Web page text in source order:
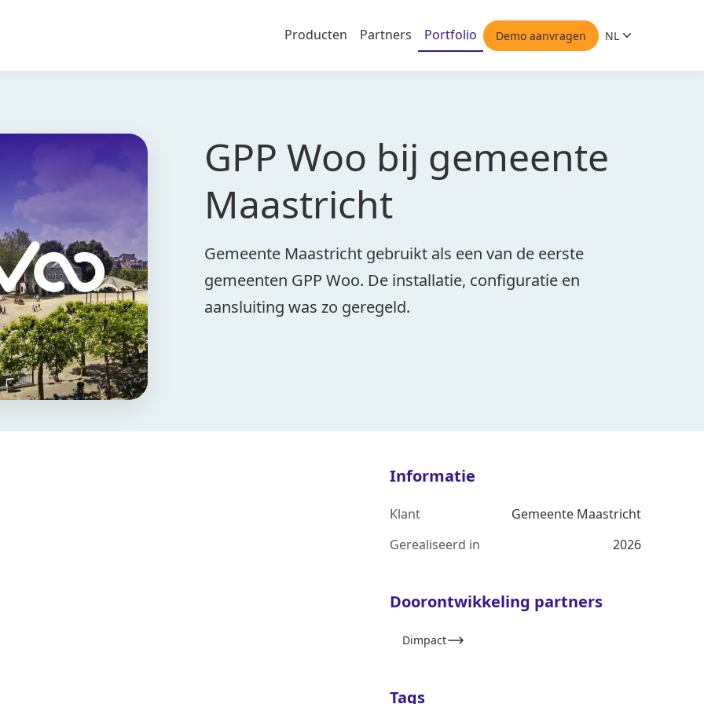
Producten Partners Portfolio Demo aanvragen NL
Nederlands
GPP Woo bij gemeente
Maastricht
Gemeente Maastricht gebruikt als een van de eerste
gemeenten GPP Woo. De installatie, configuratie en
aansluiting was zo geregeld.
Informatie
Klant
Gemeente Maastricht
Gerealiseerd in
2026
Doorontwikkeling partners
Dimpact
Tags